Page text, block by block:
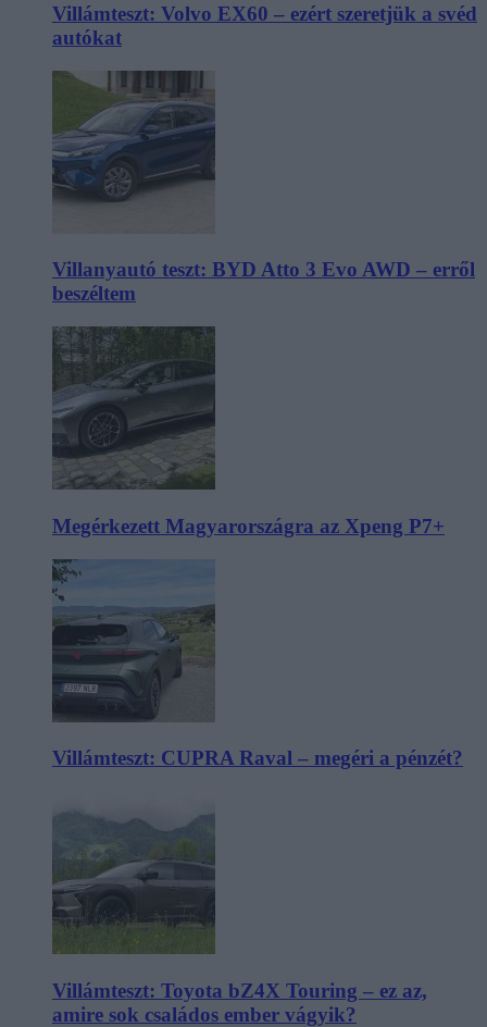
Villámteszt: Volvo EX60 – ezért szeretjük a svéd
autókat
Villanyautó teszt: BYD Atto 3 Evo AWD – erről
beszéltem
Megérkezett Magyarországra az Xpeng P7+
Villámteszt: CUPRA Raval – megéri a pénzét?
Villámteszt: Toyota bZ4X Touring – ez az,
amire sok családos ember vágyik?